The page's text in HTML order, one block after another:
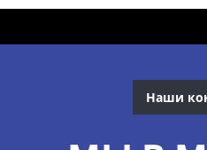
Наши